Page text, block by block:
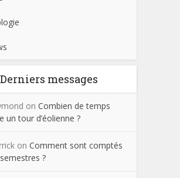
Derniers messages
on Combien de temps
un tour d’éolienne ?
on Comment sont comptés
?